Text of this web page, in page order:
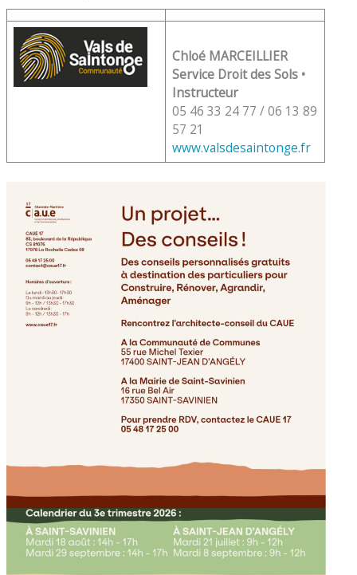
Chloé MARCEILLIER
Service Droit des Sols •
Instructeur
05 46 33 24 77 / 06 13 89
57 21
www.valsdesaintonge.fr